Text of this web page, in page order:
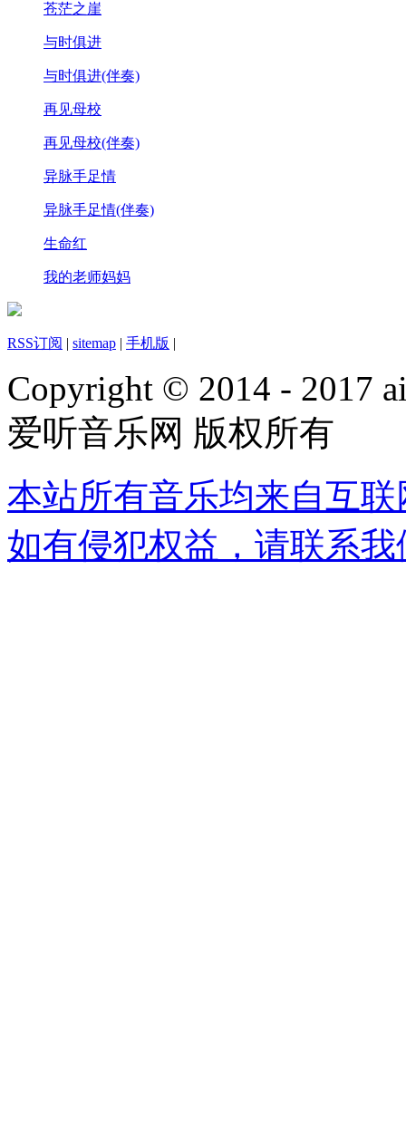
苍茫之崖
与时俱进
与时俱进(伴奏)
再见母校
再见母校(伴奏)
异脉手足情
异脉手足情(伴奏)
生命红
我的老师妈妈
RSS订阅 | sitemap | 手机版 |
Copyright © 2014 - 2017
爱听音乐网 版权所有
本站所有音乐均来自互
如有侵犯权益，请联系